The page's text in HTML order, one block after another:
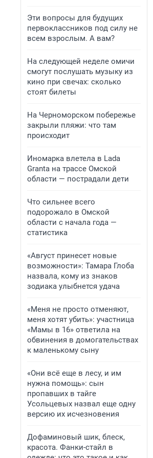
Эти вопросы для будущих
первоклассников под силу не
всем взрослым. А вам?
На следующей неделе омичи
смогут послушать музыку из
кино при свечах: сколько
стоят билеты
На Черноморском побережье
закрыли пляжи: что там
происходит
Иномарка влетела в Lada
Granta на трассе Омской
области — пострадали дети
Что сильнее всего
подорожало в Омской
области с начала года —
статистика
«Август принесет новые
возможности»: Тамара Глоба
назвала, кому из знаков
зодиака улыбнется удача
«Меня не просто отменяют,
меня хотят убить»: участница
«Мамы в 16» ответила на
обвинения в домогательствах
к маленькому сыну
«Они всё еще в лесу, и им
нужна помощь»: сын
пропавших в тайге
Усольцевых назвал еще одну
версию их исчезновения
Дофаминовый шик, блеск,
красота. Фанки-стайл в